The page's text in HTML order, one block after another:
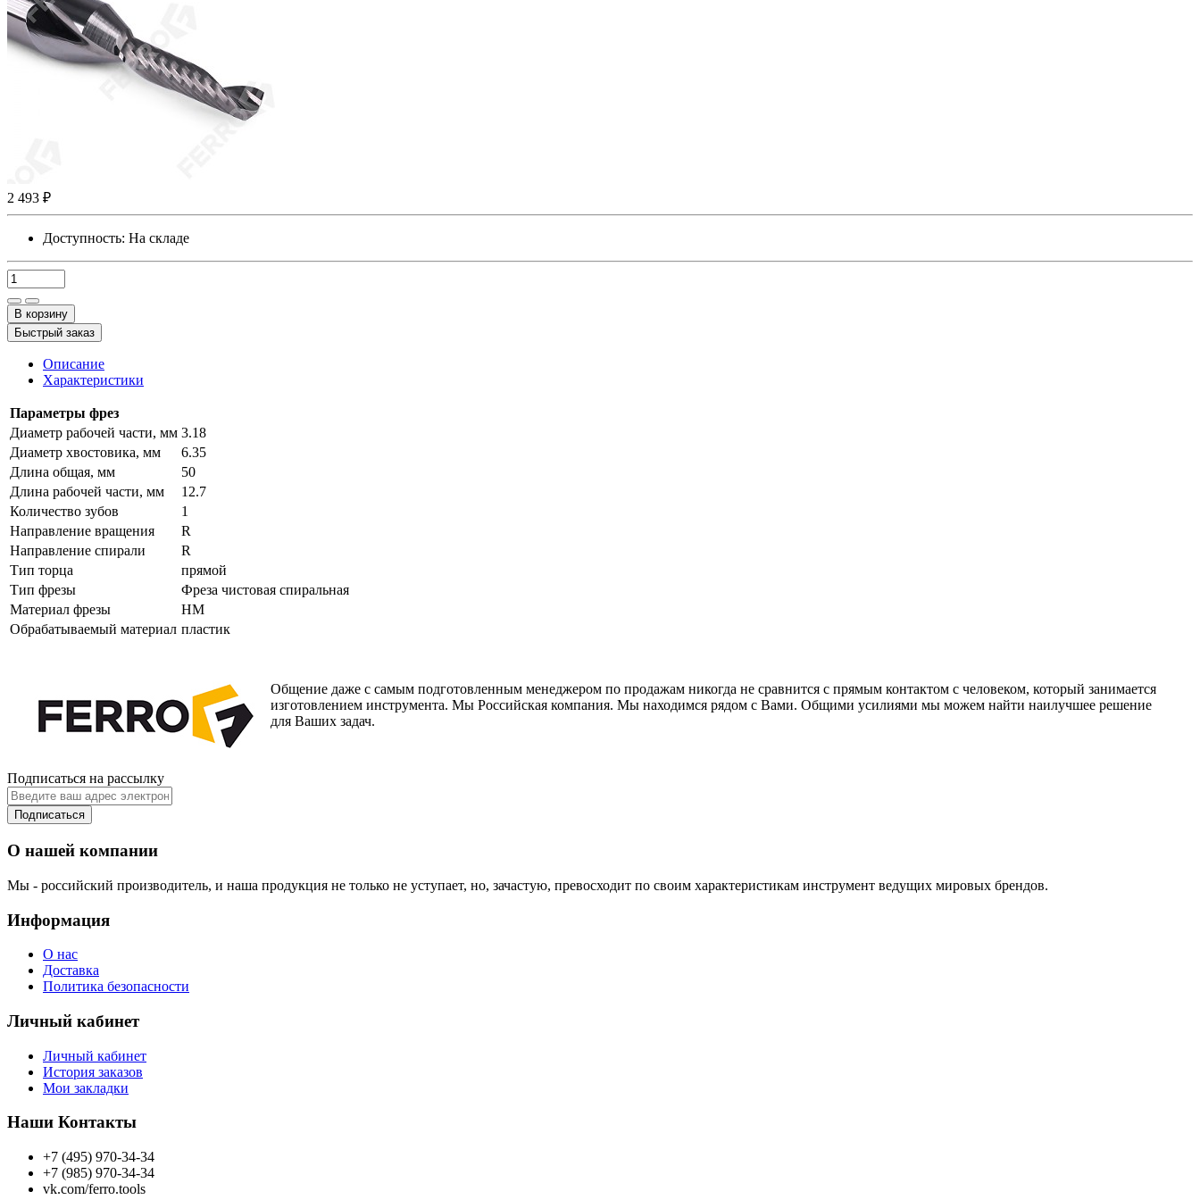
2 493 ₽
Доступность: На складе
В корзину
Быстрый заказ
Описание
Характеристики
Параметры фрез
Диаметр рабочей части, мм 3.18
Диаметр хвостовика, мм
6.35
Длина общая, мм
50
Длина рабочей части, мм
12.7
Количество зубов
1
Направление вращения
R
Направление спирали
R
Тип торца
прямой
Тип фрезы
Фреза чистовая спиральная
Материал фрезы
HM
Обрабатываемый материал пластик
Общение даже с самым подготовленным менеджером по продажам никогда не сравнится с прямым контактом с человеком, который занимается
изготовлением инструмента. Мы Российская компания. Мы находимся рядом с Вами. Общими усилиями мы можем найти наилучшее решение
для Ваших задач.
Подписаться на рассылку
Подписаться
О нашей компании
Мы - российский производитель, и наша продукция не только не уступает, но, зачастую, превосходит по своим характеристикам инструмент ведущих мировых брендов.
Информация
О нас
Доставка
Политика безопасности
Личный кабинет
Личный кабинет
История заказов
Мои закладки
Наши Контакты
+7 (495) 970-34-34
+7 (985) 970-34-34
vk.com/ferro.tools